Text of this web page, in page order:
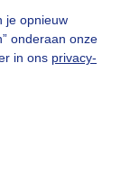
je opnieuw
onderaan onze
in ons privacy-